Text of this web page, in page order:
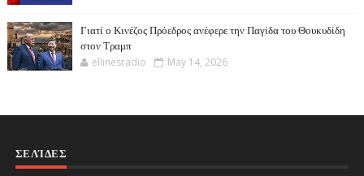
Γιατί ο Κινέζος Πρόεδρος ανέφερε την Παγίδα του Θουκυδίδη
στον Τραμπ
ellinesradio May 14, 2026
ΣΕΛΊΔΕΣ